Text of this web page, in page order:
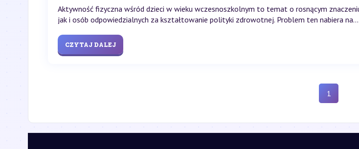
Aktywność fizyczna wśród dzieci w wieku wczesnoszkolnym to temat o rosnącym
jak i osób odpowiedzialnych za kształtowanie polityki zdrowotnej. Problem ten nabiera na...
CZYTAJ DALEJ
1